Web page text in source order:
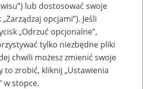
Błąd 404
lub dostosować swoje
opcjami”). Jeśli
„Odrzuć opcjonalne”,
tylko niezbędne pliki
chwili możesz zmienić swoje
to zrobić, kliknij „Ustawienia
w stopce.